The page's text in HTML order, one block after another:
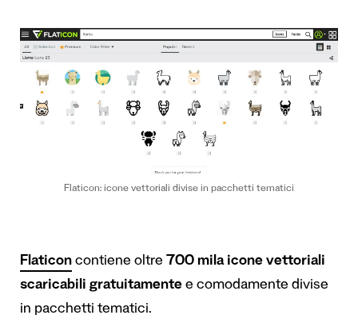
Flaticon: icone vettoriali divise in pacchetti tematici
Flaticon contiene oltre 700 mila icone vettoriali
scaricabili gratuitamente e comodamente divise
in pacchetti tematici.